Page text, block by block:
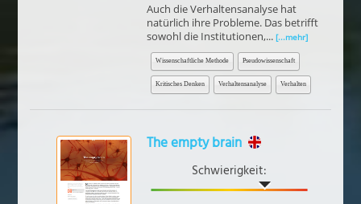
Auch die Verhaltensanalyse hat
natürlich ihre Probleme. Das betrifft
sowohl die Institutionen,... [...mehr]
Wissenschaftliche Methode Pseudowissenschaft
Kritisches Denken Verhaltensanalyse Verhalten
The empty brain
Schwierigkeit: